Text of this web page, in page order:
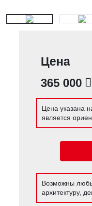
Цена
365 000
Цена указана
является
Возможны
архитектуру,